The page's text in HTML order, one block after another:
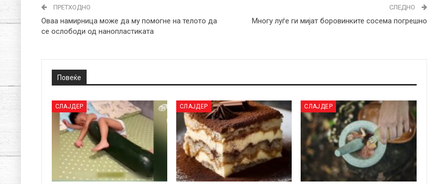
ПРЕТХОДНО
Оваа намирница може да му помогне на телото да
се ослободи од нанопластиката
СЛЕДНО
Многу луѓе ги мијат боровинките сосема погрешно
Повеќе
СЛАЈДЕР СЛАЈДЕР СЛАЈДЕР